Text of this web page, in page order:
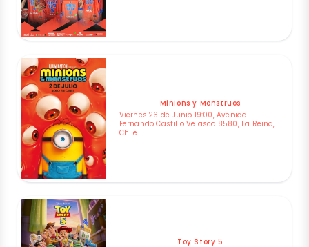
Minions y Monstruos
Viernes 26 de Junio 19:00, Avenida
Fernando Castillo Velasco 8580, La Reina,
Chile
Toy Story 5